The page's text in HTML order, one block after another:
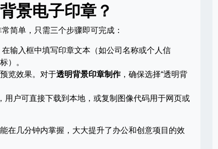
景电子印章？
简单，只需三个步骤即可完成：
输入框中填写印章文本（如公司名称或个人信
）。
览效果。对于透明背景印章制作，确保选择“透明背
用户可直接下载到本地，或复制图像代码用于网页或
在几分钟内掌握，大大提升了办公和创意项目的效